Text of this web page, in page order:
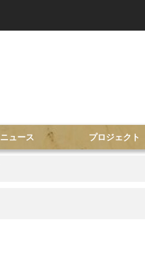
ニュース プロジェクト